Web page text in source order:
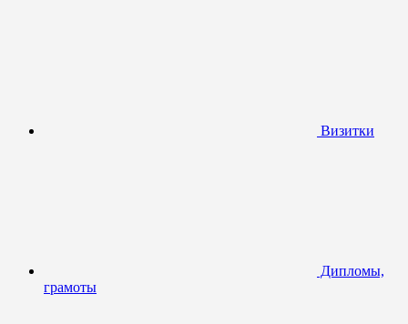
Визитки
Дипломы,
грамоты